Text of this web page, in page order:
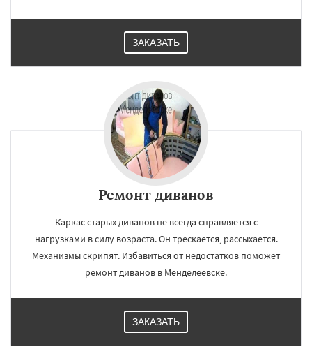
ЗАКАЗАТЬ
Ремонт диванов
Каркас старых диванов не всегда справляется с
нагрузками в силу возраста. Он трескается, рассыхается.
Механизмы скрипят. Избавиться от недостатков поможет
ремонт диванов в Менделеевске.
ЗАКАЗАТЬ